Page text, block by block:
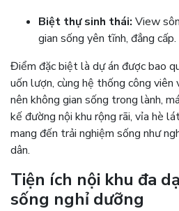
Biệt thự sinh thái: View
gian sống yên tĩnh, đẳng cấp.
Điểm đặc biệt là dự án được bao
uốn lượn, cùng hệ thống công
nên không gian sống trong lành,
kế đường nội khu rộng rãi, vỉa hè
mang đến trải nghiệm sống như
dân.
Tiện ích nội khu đa
sống nghỉ dưỡng